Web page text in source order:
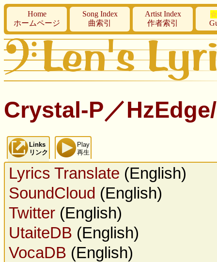
Home
ホームページ
Song Index
曲索引
Artist Index
作者索引
Crystal-P／
Links
リンク
Play
再生
Lyrics Translate (English)
SoundCloud (English)
Twitter (English)
UtaiteDB (English)
VocaDB (English)